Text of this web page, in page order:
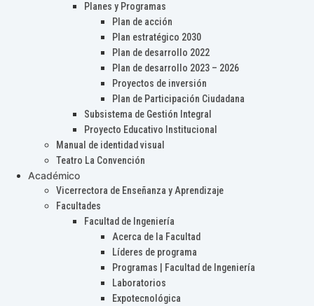
Planes y Programas
Plan de acción
Plan estratégico 2030
Plan de desarrollo 2022
Plan de desarrollo 2023 – 2026
Proyectos de inversión
Plan de Participación Ciudadana
Subsistema de Gestión Integral
Proyecto Educativo Institucional
Manual de identidad visual
Teatro La Convención
Académico
Vicerrectora de Enseñanza y Aprendizaje
Facultades
Facultad de Ingeniería
Acerca de la Facultad
Líderes de programa
Programas | Facultad de Ingeniería
Laboratorios
Expotecnológica